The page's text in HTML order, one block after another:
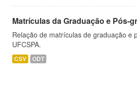
Matrículas da Graduação e Pós-
Relação de matrículas de graduação e
UFCSPA.
CSV ODT